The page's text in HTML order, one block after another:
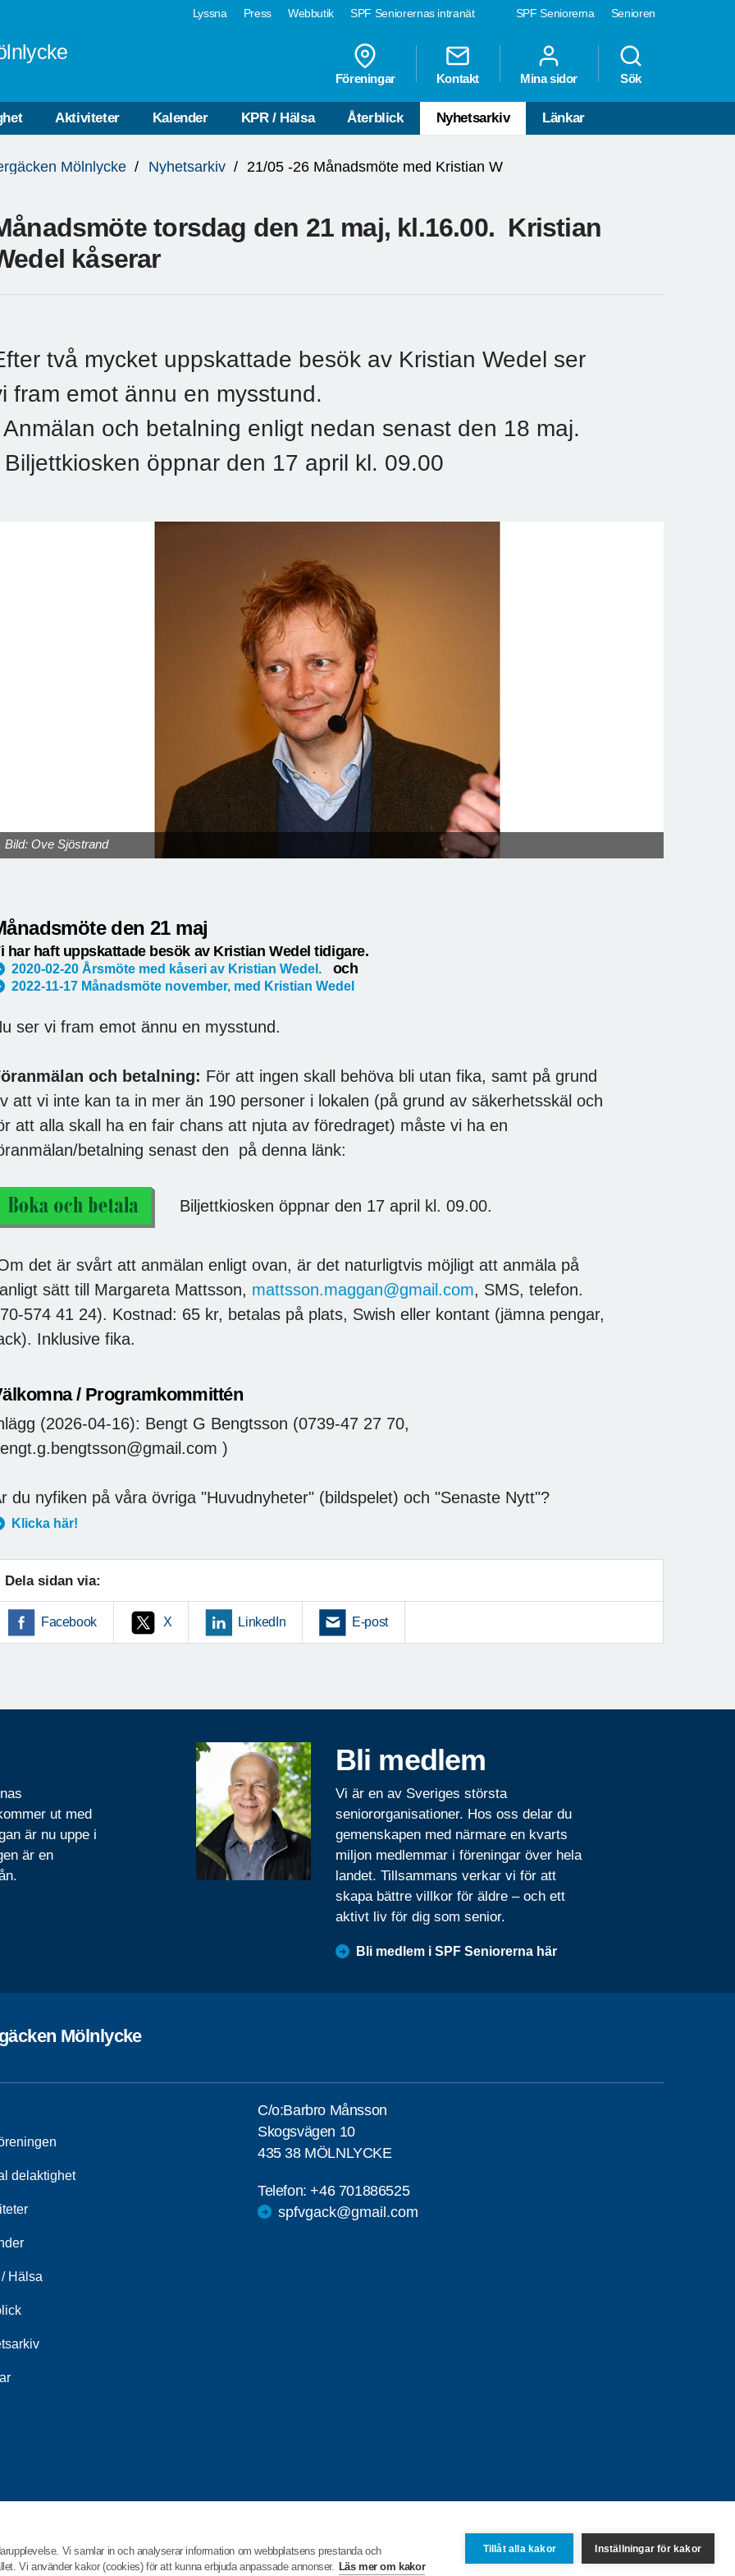
Vi samlar in och analyserar information om webbplatsens prestanda och
Vi använder kakor (cookies) för att kunna erbjuda anpassade annonser. Läs mer om kakor
Tillåt alla kakor Inställningar för kakor
SPF Seniorerna Senioren
Lyssna Press Webbutik SPF Seniorernas intranät
Föreningar Kontakt Mina sidor Sök
Aktiviteter Kalender KPR / Hälsa Återblick Nyhetsarkiv Länkar
Mölnlycke Nyhetsarkiv 21/05 -26 Månadsmöte med Kristian W
torsdag den 21 maj, kl.16.00. Kristian
kåserar
två mycket uppskattade besök av Kristian Wedel ser
fram emot ännu en mysstund.
Anmälan och betalning enligt nedan senast den 18 maj.
Biljettkiosken öppnar den 17 april kl. 09.00
Bild: Ove Sjöstrand
den 21 maj
har haft uppskattade besök av Kristian Wedel tidigare.
2020-02-20 Årsmöte med kåseri av Kristian Wedel. och
2022-11-17 Månadsmöte november, med Kristian Wedel
ser vi fram emot ännu en mysstund.
och betalning: För att ingen skall behöva bli utan fika, samt på grund
att vi inte kan ta in mer än 190 personer i lokalen (på grund av säkerhetsskäl och
att alla skall ha en fair chans att njuta av föredraget) måste vi ha en
betalning senast den på denna länk:
Biljettkiosken öppnar den 17 april kl. 09.00.
det är svårt att anmälan enligt ovan, är det naturligtvis möjligt att anmäla på
sätt till Margareta Mattsson, mattsson.maggan@gmail.com, SMS, telefon.
574 41 24). Kostnad: 65 kr, betalas på plats, Swish eller kontant (jämna pengar,
Inklusive fika.
/ Programkommittén
(2026-04-16): Bengt G Bengtsson (0739-47 27 70,
)
du nyfiken på våra övriga "Huvudnyheter" (bildspelet) och "Senaste Nytt"?
Klicka här!
Dela sidan via:
Facebook X LinkedIn E-post
ut med
är nu uppe i
är en
Bli medlem
Vi är en av Sveriges största
seniororganisationer. Hos oss delar du
gemenskapen med närmare en kvarts
miljon medlemmar i föreningar över hela
landet. Tillsammans verkar vi för att
skapa bättre villkor för äldre – och ett
aktivt liv för dig som senior.
Bli medlem i SPF Seniorerna här
Mölnlycke
delaktighet
Hälsa
C/o:Barbro Månsson
Skogsvägen 10
435 38 MÖLNLYCKE
Telefon:+46 701886525
spfvgack@gmail.com